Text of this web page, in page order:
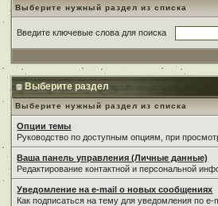
Выберите нужный раздел из списка
Введите ключевые слова для поиска
Выберите раздел
Выберите нужный раздел из списка
Опции темы
Руководство по доступным опциям, при
Ваша панель управления (Личные данные)
Редактирование контактной и персональной
Уведомление на e-mail о новых сообщениях
Как подписаться на тему для уведомления по e-